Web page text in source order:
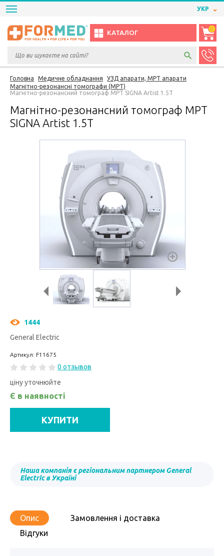
УКР
КАТАЛОГ
0
Головна Медичне обладнання
УЗД апарати, МРТ апарати
Магнітно-резонансні томографи (МРТ)
Магнітно-резонансний томограф МРТ SIGNA Artist 1.5Т
Магнітно-резонансний томограф МРТ
SIGNA Artist 1.5Т
1444
General Electric
Артикул: F11675
0 отзывов
ціну уточнюйте
Є в наявності
КУПИТИ
Наша компанія є регіональним партнером General
Electric в Україні
Опис
Замовлення і доставка
Відгуки